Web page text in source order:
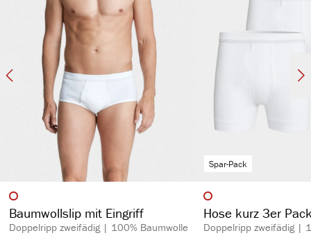
Artikelfarbe
Baumwollslip mit Eingriff
Doppelripp zweifädig | 100% Baumwolle
Spar-Pack
Artikelfarbe
Hose kurz 3er
Doppelripp zweifädig |